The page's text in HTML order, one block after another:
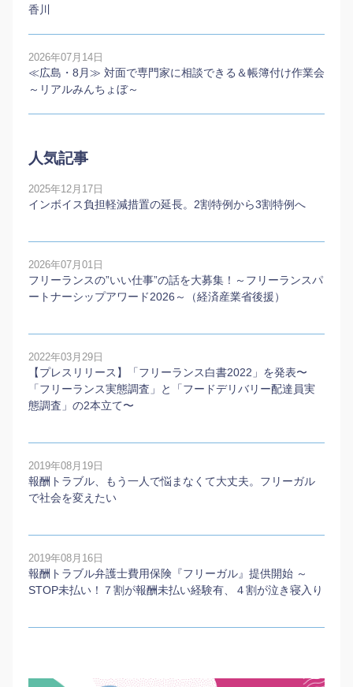
香川
2026年07月14日
≪広島・8月≫ 対面で専門家に相談できる＆帳簿付け作業会
～リアルみんちょぼ～
人気記事
2025年12月17日
インボイス負担軽減措置の延長。2割特例から3割特例へ
2026年07月01日
フリーランスの”いい仕事”の話を大募集！～フリーランスパ
ートナーシップアワード2026～（経済産業省後援）
2022年03月29日
【プレスリリース】「フリーランス白書2022」を発表〜
「フリーランス実態調査」と「フードデリバリー配達員実
態調査」の2本⽴て〜
2019年08月19日
報酬トラブル、もう一人で悩まなくて大丈夫。フリーガル
で社会を変えたい
2019年08月16日
報酬トラブル弁護士費用保険『フリーガル』提供開始 ～
STOP未払い！７割が報酬未払い経験有、４割が泣き寝入り